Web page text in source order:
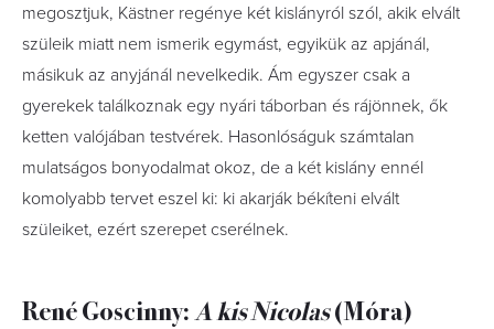
megosztjuk, Kästner regénye két kislányról szól, akik elvált
szüleik miatt nem ismerik egymást, egyikük az apjánál,
másikuk az anyjánál nevelkedik. Ám egyszer csak a
gyerekek találkoznak egy nyári táborban és rájönnek, ők
ketten valójában testvérek. Hasonlóságuk számtalan
mulatságos bonyodalmat okoz, de a két kislány ennél
komolyabb tervet eszel ki: ki akarják békíteni elvált
szüleiket, ezért szerepet cserélnek.
René Goscinny: A ​kis Nicolas(Móra)